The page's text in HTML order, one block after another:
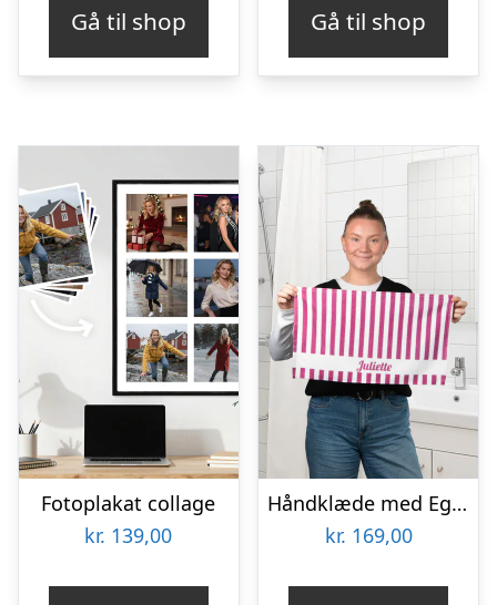
Gå til shop Gå til shop
Fotoplakat collage
kr. 139,00
Håndklæde med Egen Tekst – Stribet
kr. 169,00